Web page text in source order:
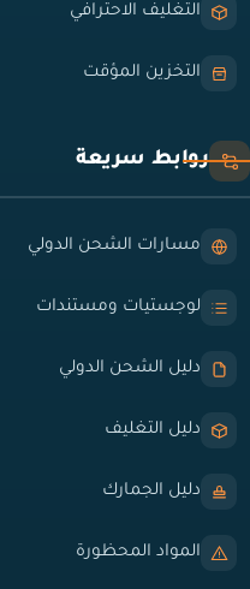
التغليف الاحترافي
التخزين المؤقت
روابط سريعة
مسارات الشحن الدولي
لوجستيات ومستندات
دليل الشحن الدولي
دليل التغليف
دليل الجمارك
المواد المحظورة